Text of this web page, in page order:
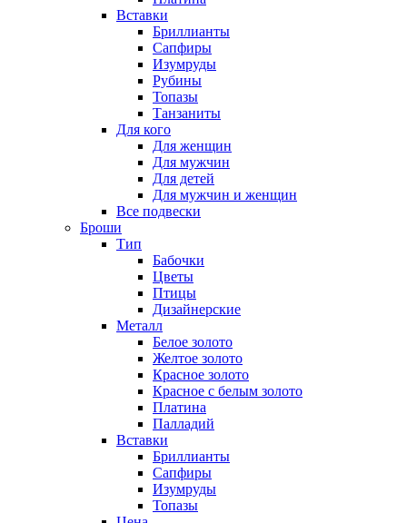
Вставки
Бриллианты
Сапфиры
Изумруды
Рубины
Топазы
Танзаниты
Для кого
Для женщин
Для мужчин
Для детей
Для мужчин и женщин
Все подвески
Броши
Тип
Бабочки
Цветы
Птицы
Дизайнерские
Металл
Белое золото
Желтое золото
Красное золото
Красное с белым золото
Платина
Палладий
Вставки
Бриллианты
Сапфиры
Изумруды
Топазы